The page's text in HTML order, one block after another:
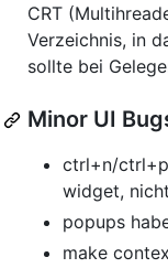
CRT
Verzeichnis, in
sollte bei
Minor UI
ctrl+n/
widget,
popups
make